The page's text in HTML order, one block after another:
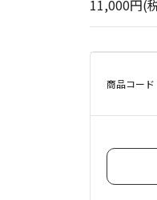
11,000円(
商品コー